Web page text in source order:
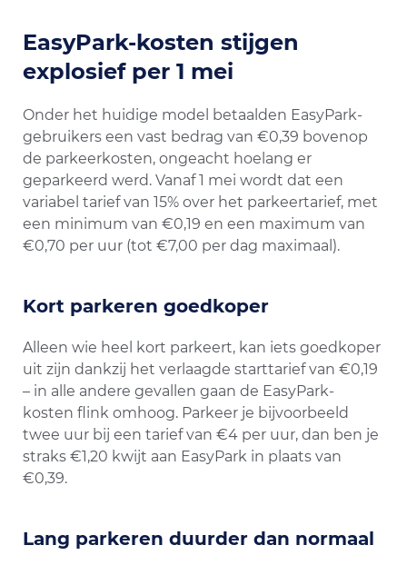
EasyPark-kosten stijgen
explosief per 1 mei
Onder het huidige model betaalden EasyPark-
gebruikers een vast bedrag van €0,39 bovenop
de parkeerkosten, ongeacht hoelang er
geparkeerd werd​. Vanaf 1 mei wordt dat een
variabel tarief van 15% over het parkeertarief, met
een minimum van €0,19 en een maximum van
€0,70 per uur (tot €7,00 per dag maximaal)​.
Kort parkeren goedkoper
Alleen wie heel kort parkeert, kan iets goedkoper
uit zijn dankzij het verlaagde starttarief van €0,19​
– in alle andere gevallen gaan de EasyPark-
kosten flink omhoog. Parkeer je bijvoorbeeld
twee uur bij een tarief van €4 per uur, dan ben je
straks €1,20 kwijt aan EasyPark in plaats van
€0,39​.
Lang parkeren duurder dan normaal